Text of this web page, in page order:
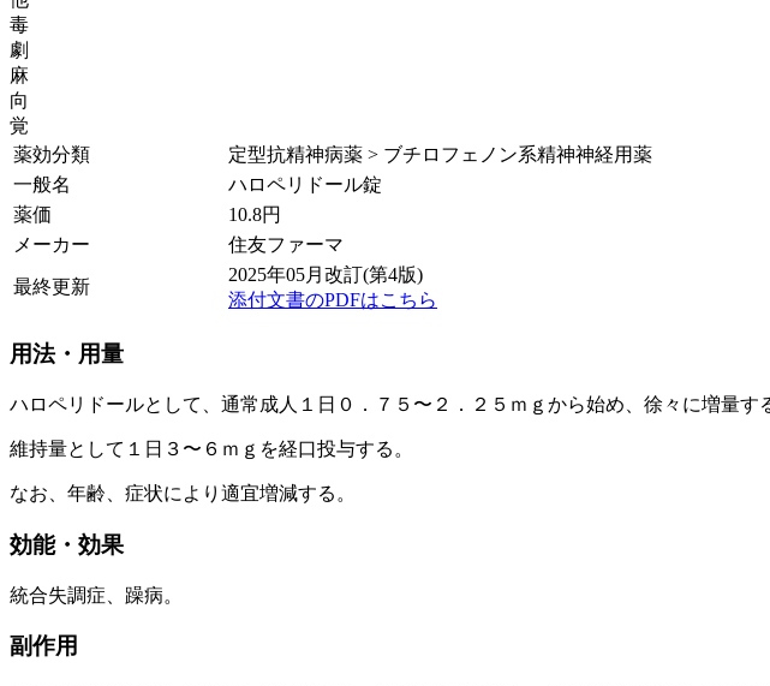
毒
劇
麻
向
覚
薬効分類
定型抗精神病薬 > ブチロフェノン系精神神経用薬
一般名
ハロペリドール錠
薬価
10.8円
メーカー
住友ファーマ
最終更新
2025年05月改訂(第4版)
添付文書のPDFはこちら
用法・用量
ハロペリドールとして、通常成人１日０．７５〜２．２５ｍｇから始め、徐々に増量す
維持量として１日３〜６ｍｇを経口投与する。
なお、年齢、症状により適宜増減する。
効能・効果
統合失調症、躁病。
副作用